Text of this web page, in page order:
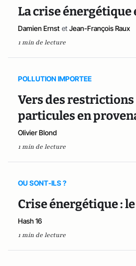
La crise
Damien Ernst et Jean-François Raux
1 min de lecture
POLLUTION IMPORTEE
Vers des restrictions
particules en
Olivier Blond
1 min de lecture
OU SONT-ILS ?
Crise énergétique :
Hash 16
1 min de lecture